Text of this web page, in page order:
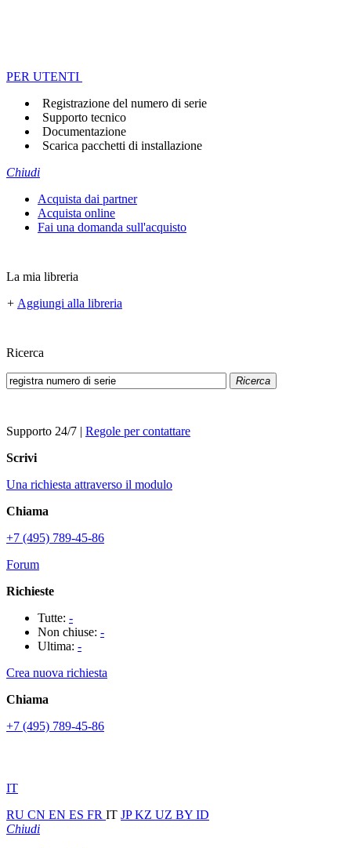
PER UTENTI
Registrazione del numero di serie
Supporto tecnico
Documentazione
Scarica pacchetti di installazione
Chiudi
Acquista dai partner
Acquista online
Fai una domanda sull'acquisto
La mia libreria
+ Aggiungi alla libreria
Ricerca
Ricerca
Supporto 24/7 | Regole per contattare
Scrivi
Una richiesta attraverso il modulo
Chiama
+7 (495) 789-45-86
Forum
Richieste
Tutte: -
Non chiuse: -
Ultima: -
Crea nuova richiesta
Chiama
+7 (495) 789-45-86
IT
RU CN EN ES FR IT JPKZ UZ BY ID
Chiudi